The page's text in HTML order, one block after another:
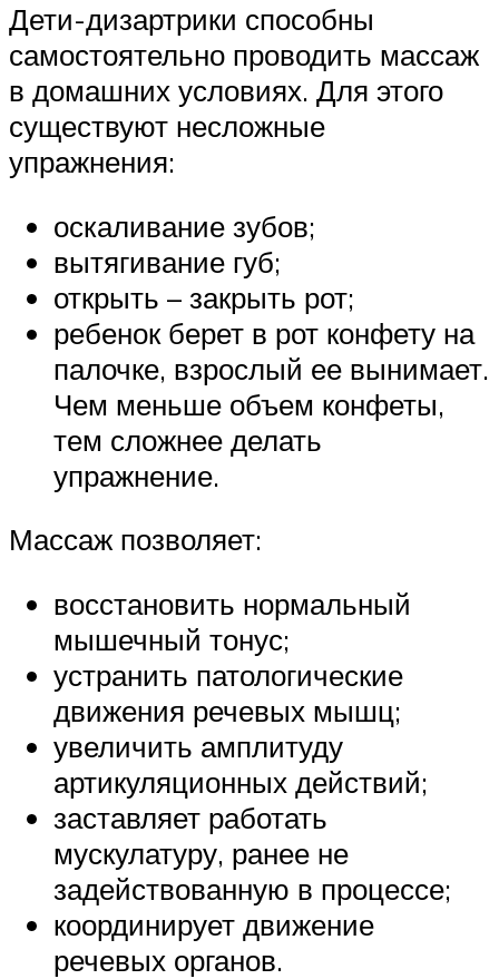
Дети-дизартрики способны
самостоятельно проводить массаж
в домашних условиях. Для этого
существуют несложные
упражнения:
оскаливание зубов;
вытягивание губ;
открыть – закрыть рот;
ребенок берет в рот конфету на
палочке, взрослый ее вынимает.
Чем меньше объем конфеты,
тем сложнее делать
упражнение.
Массаж позволяет:
восстановить нормальный
мышечный тонус;
устранить патологические
движения речевых мышц;
увеличить амплитуду
артикуляционных действий;
заставляет работать
мускулатуру, ранее не
задействованную в процессе;
координирует движение
речевых органов.